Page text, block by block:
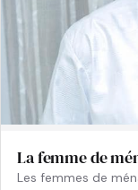
La femme de
Les femmes de